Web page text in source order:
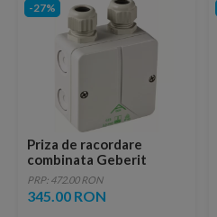
-27%
Priza de racordare
combinata Geberit
PRP: 472.00 RON
345.00 RON